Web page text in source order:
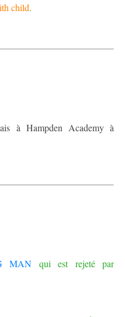
child.
à Hampden Academy à
MAN qui est rejeté par